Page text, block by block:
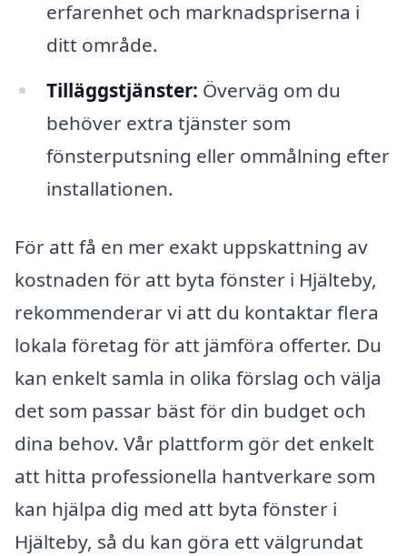
erfarenhet och marknadspriserna i
ditt område.
Tilläggstjänster: Överväg om du
behöver extra tjänster som
fönsterputsning eller ommålning efter
installationen.
För att få en mer exakt uppskattning av
kostnaden för att byta fönster i Hjälteby,
rekommenderar vi att du kontaktar flera
lokala företag för att jämföra offerter. Du
kan enkelt samla in olika förslag och välja
det som passar bäst för din budget och
dina behov. Vår plattform gör det enkelt
att hitta professionella hantverkare som
kan hjälpa dig med att byta fönster i
Hjälteby, så du kan göra ett välgrundat